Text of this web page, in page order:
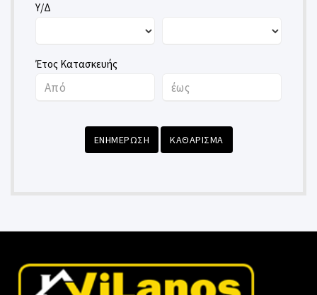
Υ/Δ
Έτος Κατασκευής
ΕΝΗΜΕΡΩΣΗ ΚΑΘΑΡΙΣΜΑ